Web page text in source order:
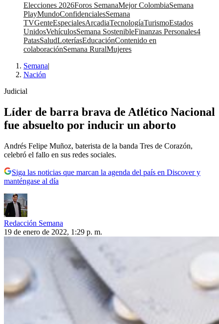
Elecciones 2026Foros SemanaMejor ColombiaSemana
PlayMundoConfidencialesSemana
TVGenteEspecialesArcadiaTecnologíaTurismoEstados
UnidosVehículosSemana SostenibleFinanzas Personales4
PatasSaludLoteríasEducaciónContenido en
colaboraciónSemana RuralMujeres
Semana|
Nación
Judicial
Líder de barra brava de Atlético Nacional
fue absuelto por inducir un aborto
Andrés Felipe Muñoz, baterista de la banda Tres de Corazón,
celebró el fallo en sus redes sociales.
Siga las noticias que marcan la agenda del país en Discover y
manténgase al día
Redacción Semana
19 de enero de 2022, 1:29 p. m.